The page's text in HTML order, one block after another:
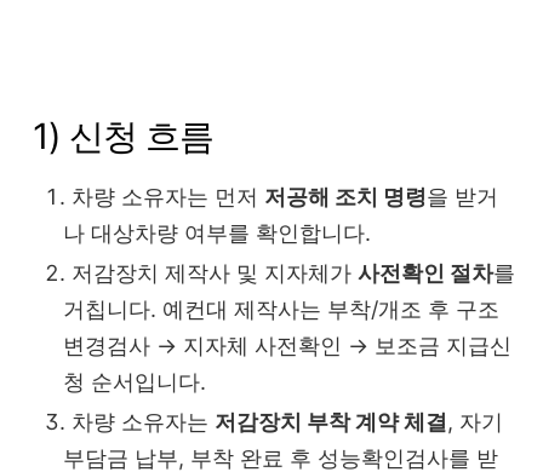
1) 신청 흐름
차량 소유자는 먼저 저공해 조치 명령을 받거
나 대상차량 여부를 확인합니다.
저감장치 제작사 및 지자체가 사전확인 절차를
거칩니다. 예컨대 제작사는 부착/개조 후 구조
변경검사 → 지자체 사전확인 → 보조금 지급신
청 순서입니다.
차량 소유자는 저감장치 부착 계약 체결, 자기
부담금 납부, 부착 완료 후 성능확인검사를 받